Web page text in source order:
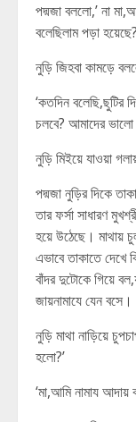
পদ্মজা বললো,’ না
বলেছিলাম পড়া
নুড়ি জিহবা কামড়ে
‘কতদিন বলেছি,ছুটির
চলবে? আমাদের
নুড়ি মিইয়ে যাওয়া
পদ্মজা নুড়ির দিকে
তার ফর্সা সাধারণ
হয়ে উঠেছে। মাথায়
এভাবে তাকাতে দেখে
বাঁদর দুটোকে গিয়ে
জায়নামাযে যেন
নুড়ি মাথা নাড়িয়ে
হলো?’
‘মা,আমি নামায আদায়